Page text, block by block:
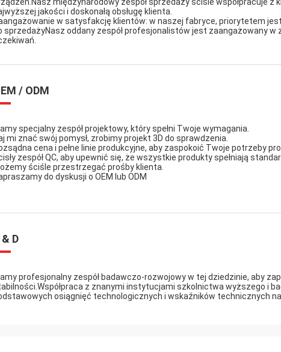
jakości i doskonałą obsługę klienta.
w satysfakcję klientów: w naszej fabryce, priorytetem
sprzedażyNasz oddany zespół profesjonalistów jest zaangażowany
/ ODM
specjalny zespół projektowy, który spełni Twoje wymagania.
mi znać swój pomysł, zrobimy projekt 3D do sprawdzenia.
cena i pełne linie produkcyjne, aby zaspokoić Twoje potrzeby
zespół QC, aby upewnić się, że wszystkie produkty spełniają
ściśle przestrzegać prośby klienta.
do dyskusji o OEM lub ODM
& D
profesjonalny zespół badawczo-rozwojowy w tej dziedzinie, aby
z znanymi instytucjami szkolnictwa wyższego i
osiągnięć technologicznych i wskaźników technicznych